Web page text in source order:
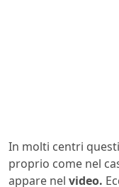
In molti centri
proprio come nel
appare nel video.